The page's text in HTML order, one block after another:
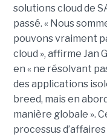
solutions cloud de
passé. « Nous
pouvons vraiment
cloud », affirme Jan
en « ne résolvant
des applications
breed, mais en
manière globale ».
processus